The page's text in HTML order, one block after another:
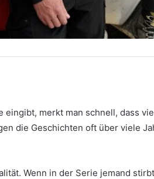
eingibt, merkt man schnell, dass
die Geschichten oft über viele
Wenn in der Serie jemand